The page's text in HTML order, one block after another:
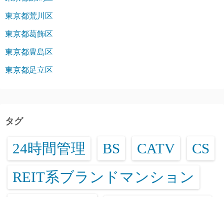
東京都荒川区
東京都葛飾区
東京都豊島区
東京都足立区
タグ
24時間管理 BS CATV CS
REIT系ブランドマンション